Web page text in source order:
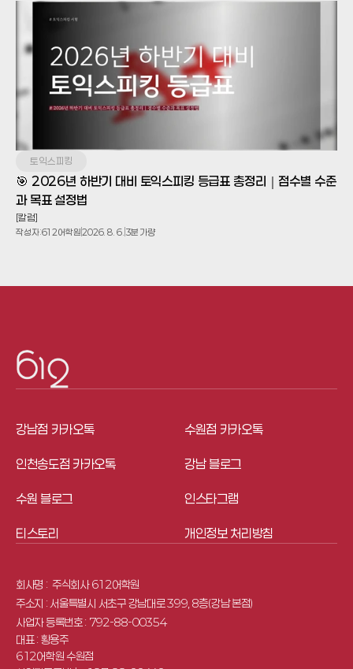
토익스피킹
🎯 2026년 하반기 대비 토익스피킹 등급표 총정리｜점수별 수준
과 목표 설정법
[칼럼]
작성자:612어학원2026. 8. 6. 3분 가량
강남점 카카오톡 수원점 카카오톡
인천송도점 카카오톡 강남 블로그
수원 블로그 인스타그램
티스토리 개인정보 처리방침
회사명 : 주식회사 612어학원
주소지 : 서울특별시 서초구 강남대로 399, 8층(강남 본점)
사업자 등록번호 : 792-88-00354
대표 : 황용주
612어학원 수원점